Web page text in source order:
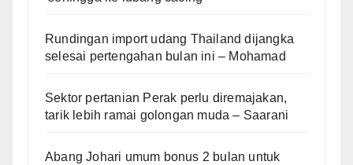
Rundingan import udang Thailand dijangka
selesai pertengahan bulan ini – Mohamad
Sektor pertanian Perak perlu diremajakan,
tarik lebih ramai golongan muda – Saarani
Abang Johari umum bonus 2 bulan untuk